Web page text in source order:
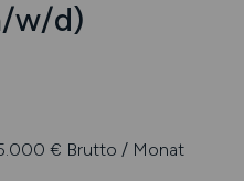
w/d)
€ Brutto / Monat